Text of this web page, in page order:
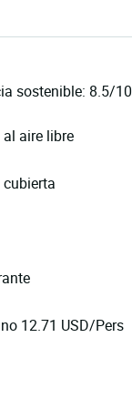
sostenible: 8.5/10
aire libre
12.71 USD/Pers